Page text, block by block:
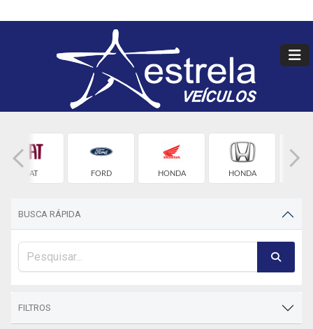
FIAT FORD HONDA HONDA
BUSCA RÁPIDA
FILTROS